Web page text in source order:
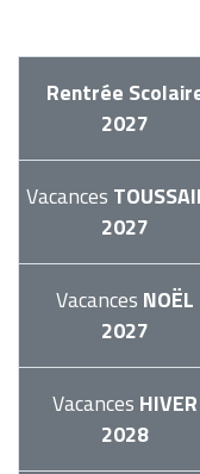
Rentrée
2027
Vacances
2027
Vacances NOËL
2027
Vacances HIVER
2028